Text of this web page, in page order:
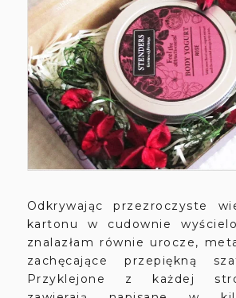
Odkrywając przezroczyste
kartonu w cudownie
znalazłam równie urocze,
zachęcające przepiękną
Przyklejone z każdej